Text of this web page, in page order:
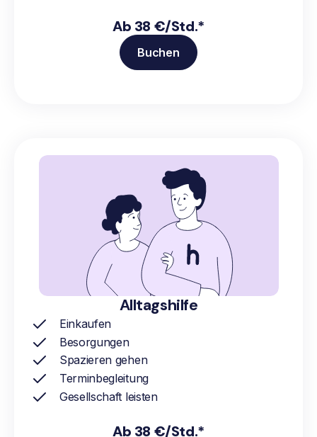
Ab 38 €/Std.*
Buchen
Alltagshilfe
Einkaufen
Besorgungen
Spazieren gehen
Terminbegleitung
Gesellschaft leisten
Ab 38 €/Std.*